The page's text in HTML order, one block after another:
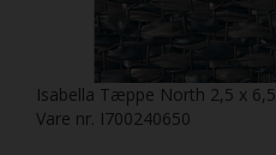
Isabella Tæppe North 2,5 x 6,5
Vare nr. I700240650